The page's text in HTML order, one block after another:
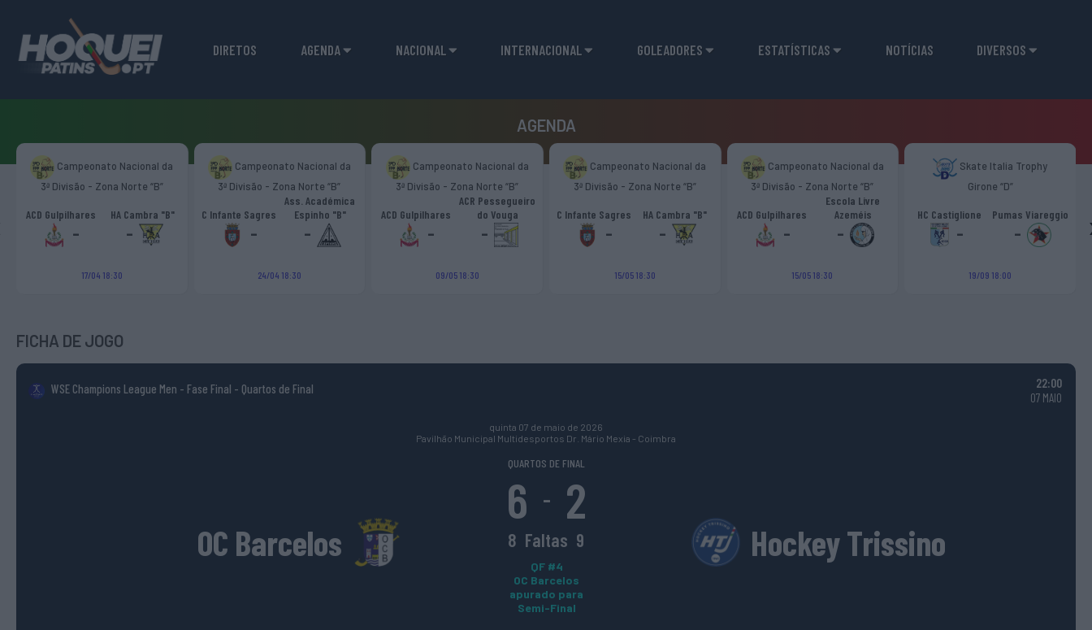
DIRETOS AGENDA NACIONAL INTERNACIONAL GOLEADORES ESTATÍSTICAS NOTÍCIAS DIVERSOS
AGENDA
Campeonato Nacional da
3ª Divisão - Zona Norte “B”
ACD Gulpilhares
-
HA Cambra "B"
-
17/04 18:30
Campeonato Nacional da
3ª Divisão - Zona Norte “B”
C Infante Sagres
-
Ass. Académica
Espinho "B"
-
24/04 18:30
Campeonato Nacional da
3ª Divisão - Zona Norte “B”
ACD Gulpilhares
-
ACR Pessegueiro
do Vouga
-
09/05 18:30
Campeonato Nacional da
3ª Divisão - Zona Norte “B”
C Infante Sagres
-
HA Cambra "B"
-
15/05 18:30
Campeonato Nacional da
3ª Divisão - Zona Norte “B”
ACD Gulpilhares
-
Escola Livre
Azeméis
-
15/05 18:30
Skate Italia Trophy
Girone “D”
HC Castiglione
-
Pumas Viareggio
-
19/09 18:00
FICHA DE JOGO
WSE Champions League Men - Fase Final - Quartos de Final
22:00
07 MAIO
quinta 07 de maio de 2026
Pavilhão Municipal Multidesportos Dr. Mário Mexia - Coimbra
QUARTOS DE FINAL
OC Barcelos
6 - 2
8 Faltas 9
QF #4
OC Barcelos
apurado para
Semi-Final
Hockey Trissino